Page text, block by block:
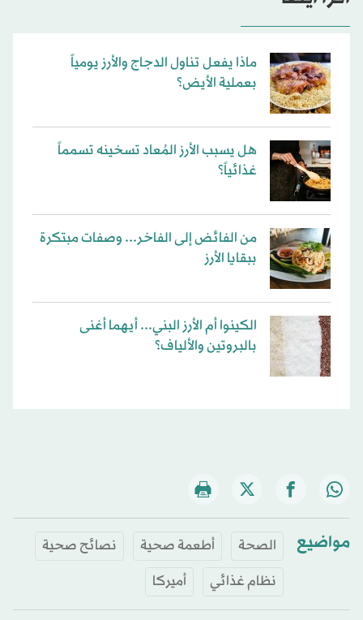
ماذا يفعل تناول الدجاج والأرز يومياً
بعملية الأيض؟
هل يسبب الأرز المُعاد تسخينه تسمماً
غذائياً؟
من الفائض إلى الفاخر... وصفات مبتكرة
ببقايا الأرز
الكينوا أم الأرز البني... أيهما أغنى
بالبروتين والألياف؟
مواضيع الصحة أطعمة صحية
نصائح صحية
نظام غذائي
أميركا